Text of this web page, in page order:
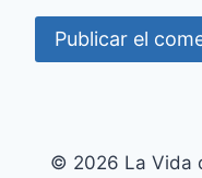
© 2026 La Vida